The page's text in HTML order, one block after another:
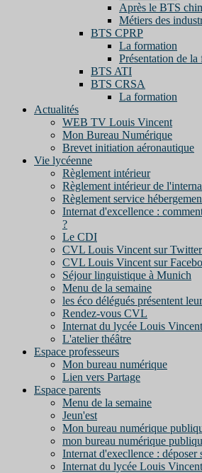
Après le BTS
Métiers des
BTS CPRP
La formation
Présentation de la
BTS ATI
BTS CRSA
La formation
Actualités
WEB TV Louis Vincent
Mon Bureau Numérique
Brevet initiation aéronautique
Vie lycéenne
Règlement intérieur
Règlement intérieur de
Règlement service
Internat d'excellence :
?
Le CDI
CVL Louis Vincent sur Twitter
CVL Louis Vincent sur
Séjour linguistique à Munich
Menu de la semaine
les éco délégués présentent
Rendez-vous CVL
Internat du lycée Louis Vincent
L'atelier théâtre
Espace professeurs
Mon bureau numérique
Lien vers Partage
Espace parents
Menu de la semaine
Jeun'est
Mon bureau numérique
mon bureau numérique
Internat d'execllence : déposer
Internat du lycée Louis Vincent